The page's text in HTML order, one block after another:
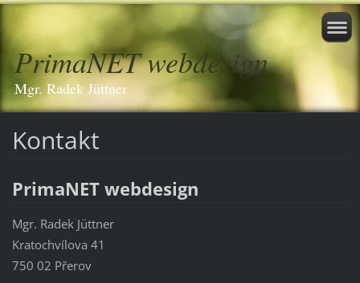
PrimaNET webdesign
Mgr. Radek Jüttner
Kontakt
PrimaNET webdesign
Mgr. Radek Jüttner
Kratochvílova 41
750 02 Přerov